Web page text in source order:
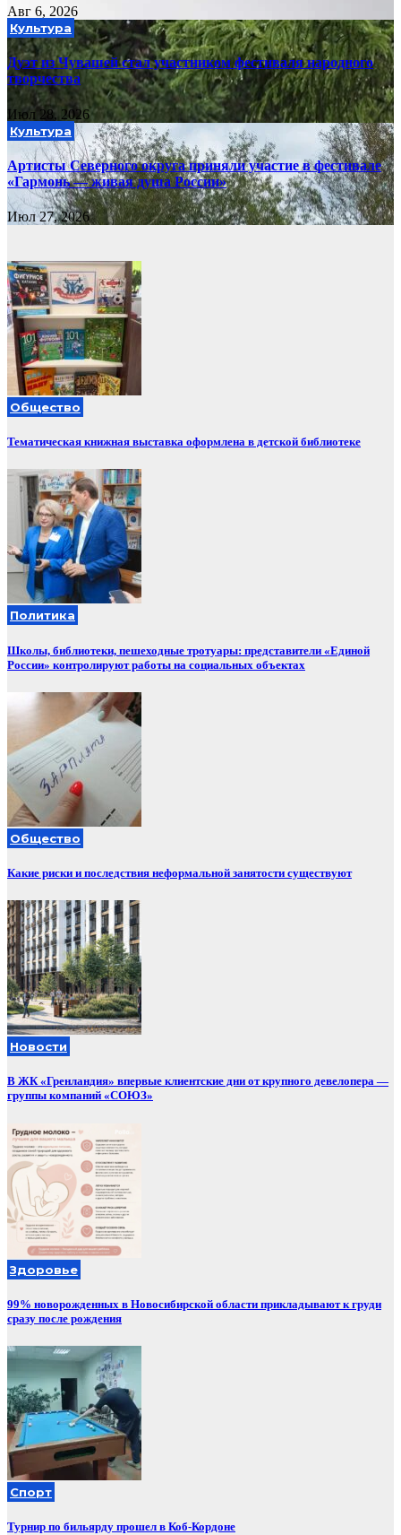
Авг 6, 2026
Культура
Дуэт из Чувашей стал участником фестиваля народного
творчества
Июл 28, 2026
Культура
Артисты Северного округа приняли участие в фестивале
«Гармонь — живая душа России»
Июл 27, 2026
Общество
Тематическая книжная выставка оформлена в детской библиотеке
Политика
Школы, библиотеки, пешеходные тротуары: представители «Единой
России» контролируют работы на социальных объектах
Общество
Какие риски и последствия неформальной занятости существуют
Новости
В ЖК «Гренландия» впервые клиентские дни от крупного девелопера —
группы компаний «СОЮЗ»
Здоровье
99% новорожденных в Новосибирской области прикладывают к груди
сразу после рождения
Спорт
Турнир по бильярду прошел в Коб-Кордоне